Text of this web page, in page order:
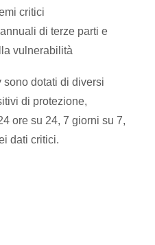
critici
di terze parti e
vulnerabilità
sono dotati di diversi
di protezione,
ore su 24, 7 giorni su 7,
dati critici.